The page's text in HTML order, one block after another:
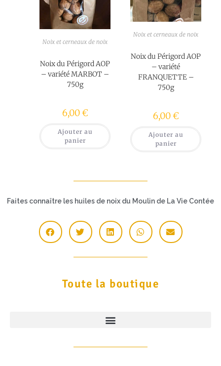
Noix et cerneaux de noix
Noix du Périgord AOP
– variété MARBOT –
750g
6,00€
Ajouter au
panier
Noix et cerneaux de noix
Noix du Périgord AOP
– variété
FRANQUETTE –
750g
6,00€
Ajouter au
panier
Faites connaître les huiles de noix du Moulin de La Vie Contée
Toute la boutique